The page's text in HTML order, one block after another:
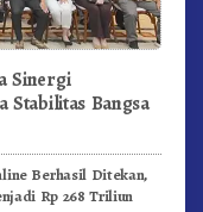
Sinergi
Stabilitas Bangsa
Berhasil Ditekan,
Rp 268 Triliun